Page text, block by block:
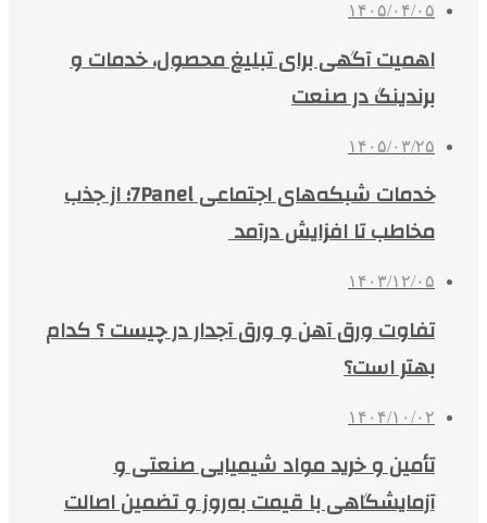
۱۴۰۵/۰۴/۰۵
اهمیت آگهی برای تبلیغ محصول، خدمات و
برندینگ در صنعت
۱۴۰۵/۰۳/۲۵
خدمات شبکه‌های اجتماعی 7Panel؛ از جذب
مخاطب تا افزایش درآمد
۱۴۰۳/۱۲/۰۵
تفاوت ورق آهن و ورق آجدار در چیست ؟ کدام
بهتر است؟
۱۴۰۴/۱۰/۰۲
تأمین و خرید مواد شیمیایی صنعتی و
آزمایشگاهی با قیمت به‌روز و تضمین اصالت